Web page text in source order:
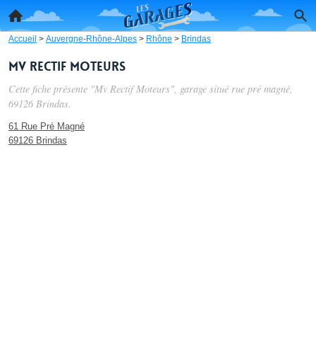
Accueil > Auvergne-Rhône-Alpes > Rhône > Brindas
Mv Rectif Moteurs
Cette fiche présente "Mv Rectif Moteurs", garage situé rue pré magné,
69126 Brindas.
61 Rue Pré Magné
69126 Brindas